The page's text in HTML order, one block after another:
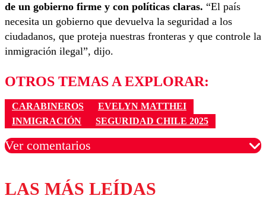
de un gobierno firme y con políticas claras. “El país
necesita un gobierno que devuelva la seguridad a los
ciudadanos, que proteja nuestras fronteras y que controle la
inmigración ilegal”, dijo.
OTROS TEMAS A EXPLORAR:
CARABINEROS
EVELYN MATTHEI
INMIGRACIÓN
SEGURIDAD CHILE 2025
Ver comentarios
Los comentarios son moderados para garantizar un
diálogo respetuoso.
LAS MÁS LEÍDAS